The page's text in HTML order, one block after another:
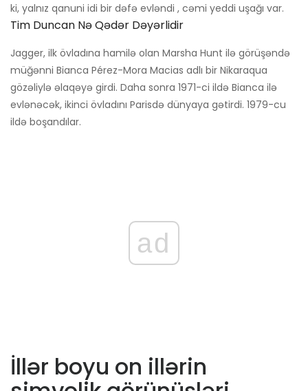
ki, yalnız qanuni idi bir dəfə evləndi , cəmi yeddi uşağı var.
Tim Duncan Nə Qədər Dəyərlidir
Jagger, ilk övladına hamilə olan Marsha Hunt ilə görüşəndə ​​
müğənni Bianca Pérez-Mora Macias adlı bir Nikaraqua
gözəliylə əlaqəyə girdi. Daha sonra 1971-ci ildə Bianca ilə
evlənəcək, ikinci övladını Parisdə dünyaya gətirdi. 1979-cu
ildə boşandılar.
ad
İllər boyu on illərin